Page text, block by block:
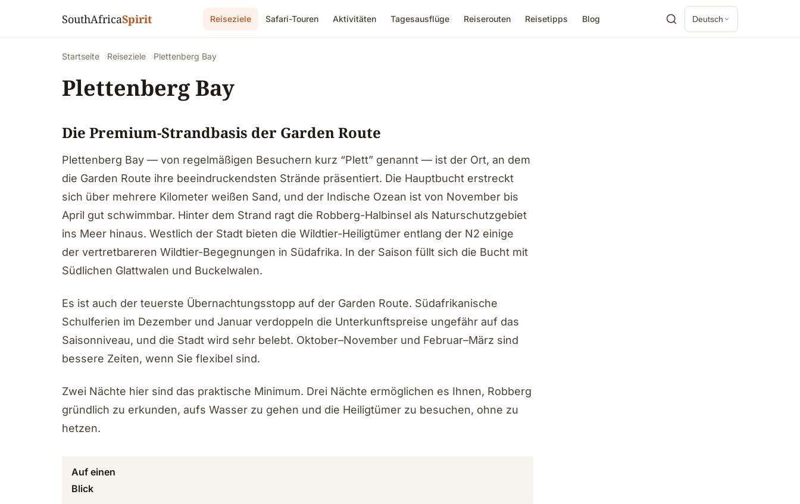
SouthAfricaSpirit Reiseziele Safari-Touren Aktivitäten Tagesausflüge Reiserouten Reisetipps Blog Deutsch
Startseite Reiseziele Plettenberg Bay
Plettenberg Bay
Die Premium-Strandbasis der Garden Route
Plettenberg Bay — von regelmäßigen Besuchern kurz “Plett” genannt — ist der Ort, an dem
die Garden Route ihre beeindruckendsten Strände präsentiert. Die Hauptbucht erstreckt
sich über mehrere Kilometer weißen Sand, und der Indische Ozean ist von November bis
April gut schwimmbar. Hinter dem Strand ragt die Robberg-Halbinsel als Naturschutzgebiet
ins Meer hinaus. Westlich der Stadt bieten die Wildtier-Heiligtümer entlang der N2 einige
der vertretbareren Wildtier-Begegnungen in Südafrika. In der Saison füllt sich die Bucht mit
Südlichen Glattwalen und Buckelwalen.
Es ist auch der teuerste Übernachtungsstopp auf der Garden Route. Südafrikanische
Schulferien im Dezember und Januar verdoppeln die Unterkunftspreise ungefähr auf das
Saisonniveau, und die Stadt wird sehr belebt. Oktober–November und Februar–März sind
bessere Zeiten, wenn Sie flexibel sind.
Zwei Nächte hier sind das praktische Minimum. Drei Nächte ermöglichen es Ihnen, Robberg
gründlich zu erkunden, aufs Wasser zu gehen und die Heiligtümer zu besuchen, ohne zu
hetzen.
Auf einen
Blick